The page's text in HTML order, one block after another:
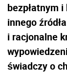
bezpłatnym
innego
i racjonalne
świadczy o